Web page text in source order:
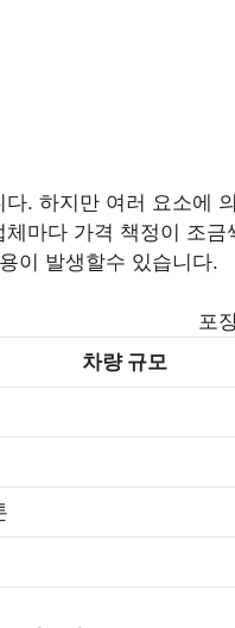
. 하지만 여러 요소에
마다 가격 책정이 조
이 발생할수 있습니다.
포
차량 규모